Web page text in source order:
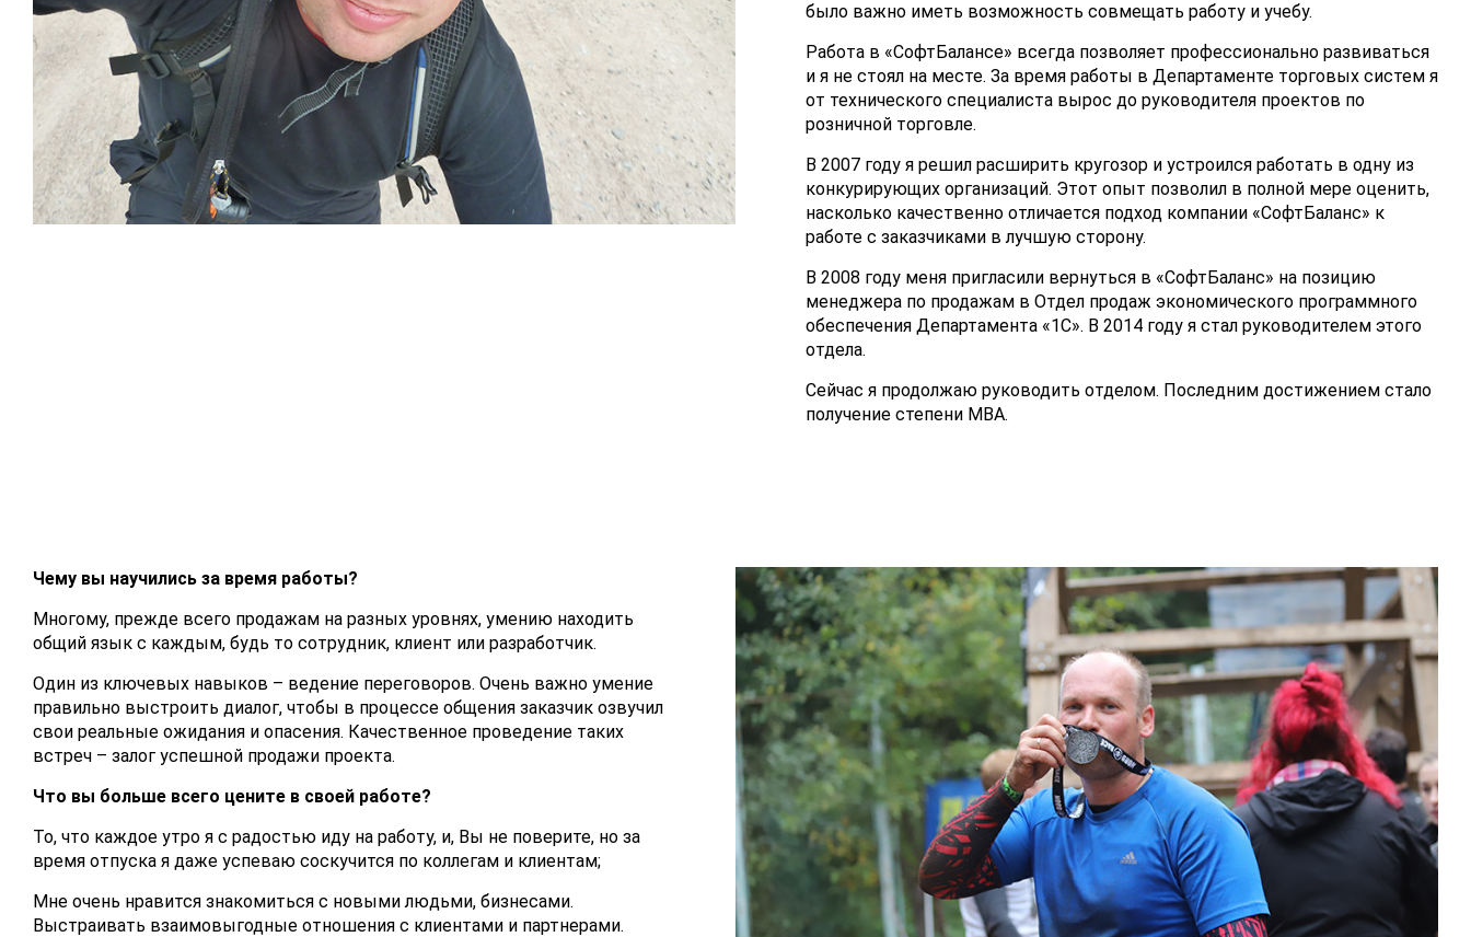
было важно иметь возможность совмещать работу и учебу.
Работа в «СофтБалансе» всегда позволяет профессионально развиваться
и я не стоял на месте. За время работы в Департаменте торговых систем я
от технического специалиста вырос до руководителя проектов по
розничной торговле.
В 2007 году я решил расширить кругозор и устроился работать в одну из
конкурирующих организаций. Этот опыт позволил в полной мере оценить,
насколько качественно отличается подход компании «СофтБаланс» к
работе с заказчиками в лучшую сторону.
В 2008 году меня пригласили вернуться в «СофтБаланс» на позицию
менеджера по продажам в Отдел продаж экономического программного
обеспечения Департамента «1С». В 2014 году я стал руководителем этого
отдела.
Сейчас я продолжаю руководить отделом. Последним достижением стало
получение степени МВА.
Чему вы научились за время работы?
Многому, прежде всего продажам на разных уровнях, умению находить
общий язык с каждым, будь то сотрудник, клиент или разработчик.
Один из ключевых навыков – ведение переговоров. Очень важно умение
правильно выстроить диалог, чтобы в процессе общения заказчик озвучил
свои реальные ожидания и опасения. Качественное проведение таких
встреч – залог успешной продажи проекта.
Что вы больше всего цените в своей работе?
То, что каждое утро я с радостью иду на работу, и, Вы не поверите, но за
время отпуска я даже успеваю соскучится по коллегам и клиентам;
Мне очень нравится знакомиться с новыми людьми, бизнесами.
Выстраивать взаимовыгодные отношения с клиентами и партнерами.